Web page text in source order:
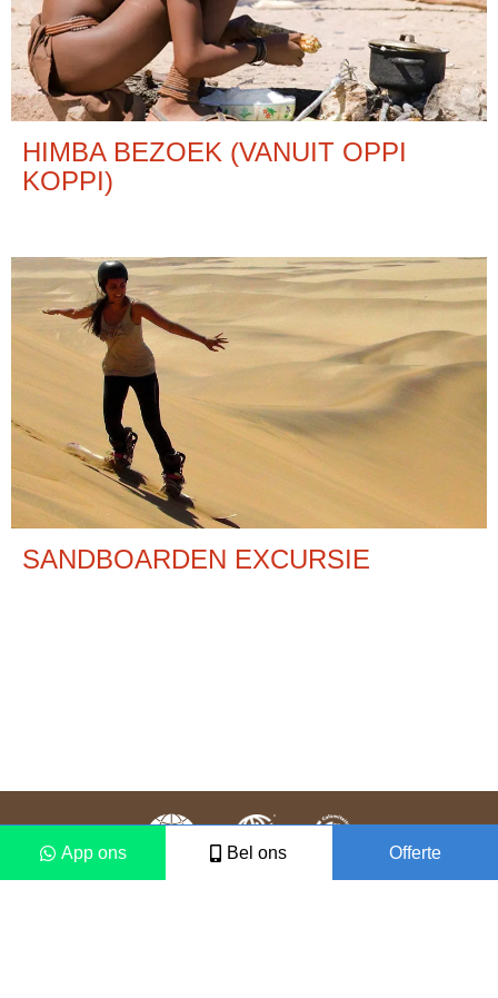
HIMBA BEZOEK (VANUIT OPPI
KOPPI)
SANDBOARDEN EXCURSIE
App ons Bel ons Offerte